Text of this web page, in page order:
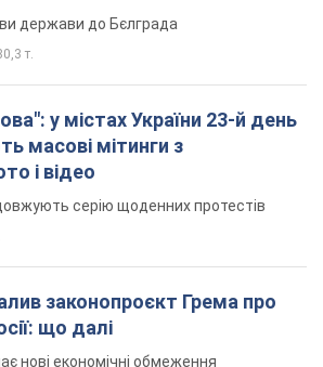
держави до Бєлграда
т.
у містах України 23-й день
масові мітинги з
і відео
серію щоденних протестів
законопроєкт Грема про
що далі
нові економічні обмеження